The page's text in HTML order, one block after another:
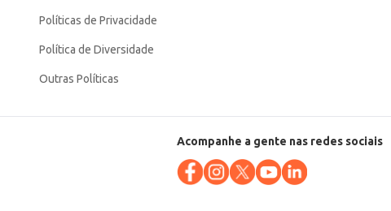
Políticas de Privacidade
Política de Diversidade
Outras Políticas
Acompanhe a gente nas redes sociais